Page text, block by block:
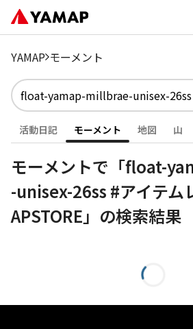
YAMAP モーメント
活動日記 モーメント 地図 山
モーメントで「float-
-unisex-26ss #アイテム
APSTORE」の検索結果